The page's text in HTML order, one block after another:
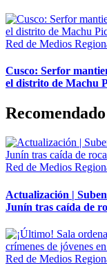
Red de Medios
Cusco: Serfor
el distrito de Machu
Recomendado
Red de Medios
Actualización |
Junín tras caída de
Red de Medios